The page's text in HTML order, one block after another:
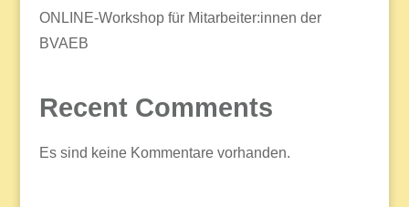
ONLINE-Workshop für Mitarbeiter:innen der
BVAEB
Recent Comments
Es sind keine Kommentare vorhanden.